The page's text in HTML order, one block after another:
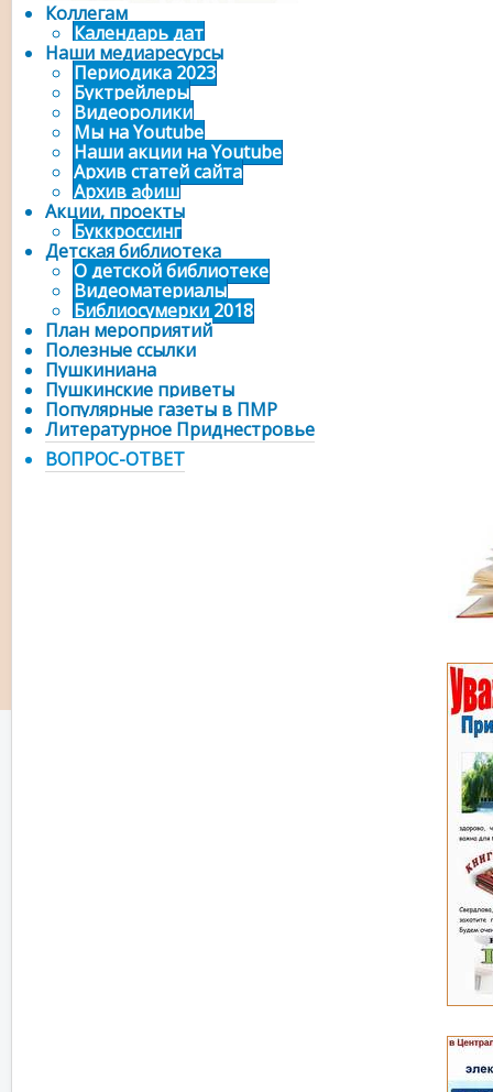
Коллегам
Календарь дат
Наши медиаресурсы
Периодика 2023
Буктрейлеры
Видеоролики
Мы на Youtube
Наши акции на Youtube
Архив статей сайта
Архив афиш
Акции, проекты
Буккроссинг
Детская библиотека
О детской библиотеке
Видеоматериалы
Библиосумерки 2018
План мероприятий
Полезные ссылки
Пушкиниана
Пушкинские приветы
Популярные газеты в ПМР
Литературное Приднестровье
ВОПРОС-ОТВЕТ